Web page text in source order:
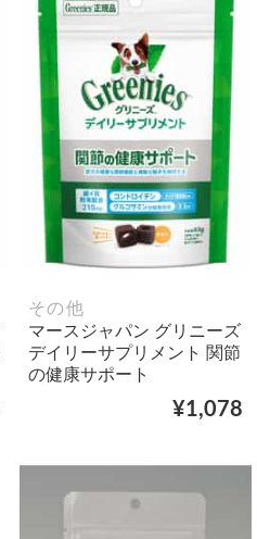
その他
マースジャパン グリニーズ
デイリーサプリメント 関節
の健康サポート
¥1,078